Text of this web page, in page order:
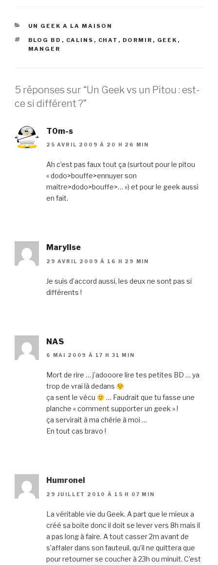
CATÉGORIES
UN GEEK A LA MAISON
ÉTIQUETTES
BLOG BD , CALINS , CHAT , DORMIR , GEEK ,
MANGER
5 réponses sur “Un Geek vs un Pitou : est-
ce si différent ?”
T0m-s
25 AVRIL 2009 À 20 H 26 MIN
Ah c’est pas faux tout ça (surtout pour le pitou
« dodo>bouffe>ennuyer son
maitre>dodo>bouffe>… ») et pour le geek aussi
en fait.
Marylise
29 AVRIL 2009 À 16 H 29 MIN
Je suis d’accord aussi, les deux ne sont pas si
différents !
NAS
6 MAI 2009 À 17 H 31 MIN
Mort de rire … j’adooore lire tes petites BD … ya
trop de vrai là dedans
ça sent le vécu
… Faudrait que tu fasse une
planche « comment supporter un geek » !
ça servirait à ma chérie à moi …
En tout cas bravo !
Humronel
29 JUILLET 2010 À 15 H 07 MIN
La véritable vie du Geek. A part que le mieux a
créé sa boite donc il doit se lever vers 8h mais il
a pas long à faire. A tout casser 2m avant de
s’affaler dans son fauteuil, qu’il ne quittera que
pour retourner se coucher à 23h ou minuit. C’est